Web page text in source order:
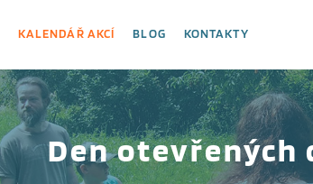
KALENDÁŘ AKCÍ BLOG KONTAKTY
Den otevřených